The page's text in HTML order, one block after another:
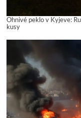
Ohnivé peklo v Kyjeve:
kusy